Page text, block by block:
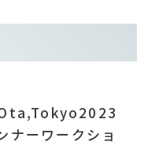
ナーワークショ